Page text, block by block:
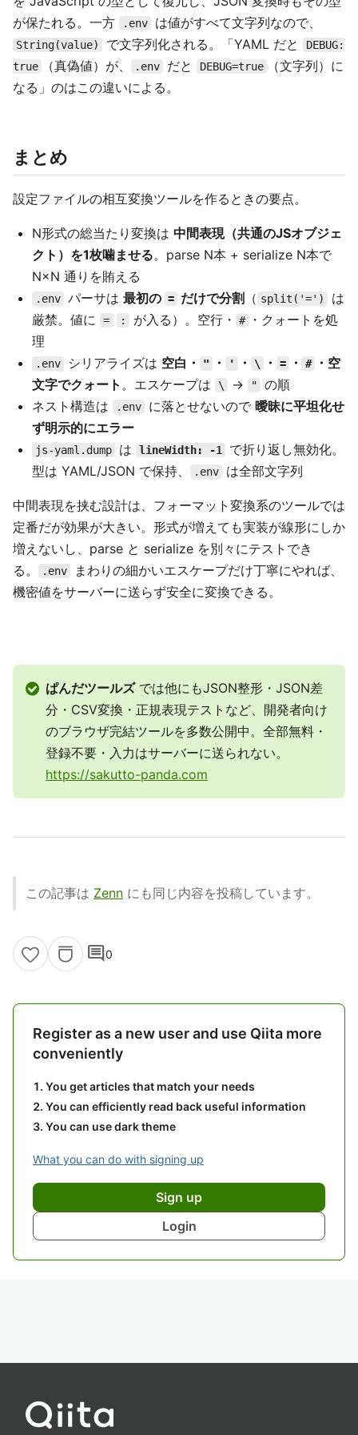
が保たれる。一方
.env は値がすべて文字列なので、
String(value) で文字列化される。「YAML だと
DEBUG:
true
（真偽値）が、 .env だと DEBUG=true
（文字列）に
なる」のはこの違いによる。
まとめ
設定ファイルの相互変換ツールを作るときの要点。
N形式の総当たり変換は 中間表現（共通のJSオブジェ
クト）を1枚噛ませる。parse N本 + serialize N本で
N×N 通りを賄える
.env パーサは 最初の = だけで分割 （ split('=')
は
厳禁。値に
= : が入る）。空行・ #
・クォートを処
理
.env シリアライズは 空白・ " ・ ' ・ \ ・ = ・ #
・空
文字でクォート 。エスケープは \ → "
の順
ネスト構造は
.env に落とせないので 曖昧に平坦化せ
ず明示的にエラー
js-yaml.dump は lineWidth: -1
で折り返し無効化。
型は YAML/JSON で保持、
.env は全部文字列
中間表現を挟む設計は、フォーマット変換系のツールでは
定番だが効果が大きい。形式が増えても実装が線形にしか
増えないし、parse と serialize を別々にテストでき
る。
.env
まわりの細かいエスケープだけ丁寧にやれば、
機密値をサーバーに送らず安全に変換できる。
ぱんだツールズでは他にもJSON整形・JSON差
分・CSV変換・正規表現テストなど、開発者向け
のブラウザ完結ツールを多数公開中。全部無料・
登録不要・入力はサーバーに送られない。
https://sakutto-panda.com
この記事は Zenn にも同じ内容を投稿しています。
comment0
Register as a new user and use Qiita more
conveniently
You get articles that match your needs
You can efficiently read back useful information
You can use dark theme
What you can do with signing up
Sign up
Login